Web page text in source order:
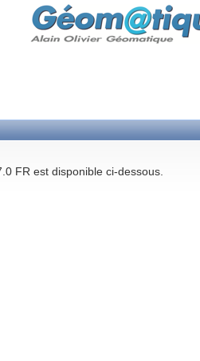
FR est disponible ci-dessous.